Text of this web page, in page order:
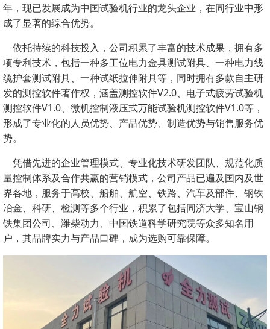
年，现已发展成为中国试验机行业的龙头企业，在同行业中形
成了显著的综合优势。
依托持续的科技投入，公司积累了丰富的技术成果，拥有多
项专利技术，包括一种多工位电力金具测试附具、一种电力线
缆护套测试附具、一种试纸拉伸附具等，同时拥有多款自主研
发的测控软件著作权，涵盖测控软件V2.0、电子式疲劳试验机
测控软件V1.0、微机控制液压式万能试验机测控软件V1.0等，
形成了专业化的人员优势、产品优势、制造优势与销售服务优
势。
凭借先进的企业管理模式、专业化技术研发团队、规范化质
量控制体系及合作共赢的营销模式，公司产品已遍及国内及世
界各地，服务于高校、船舶、航空、铁路、汽车及部件、钢铁
冶金、科研、检测等多个行业，积累了包括同济大学、宝山钢
铁集团公司、潍柴动力、中国铁道科学研究院等众多知名用
户，其品牌实力与产品口碑，成为选购可靠保障。